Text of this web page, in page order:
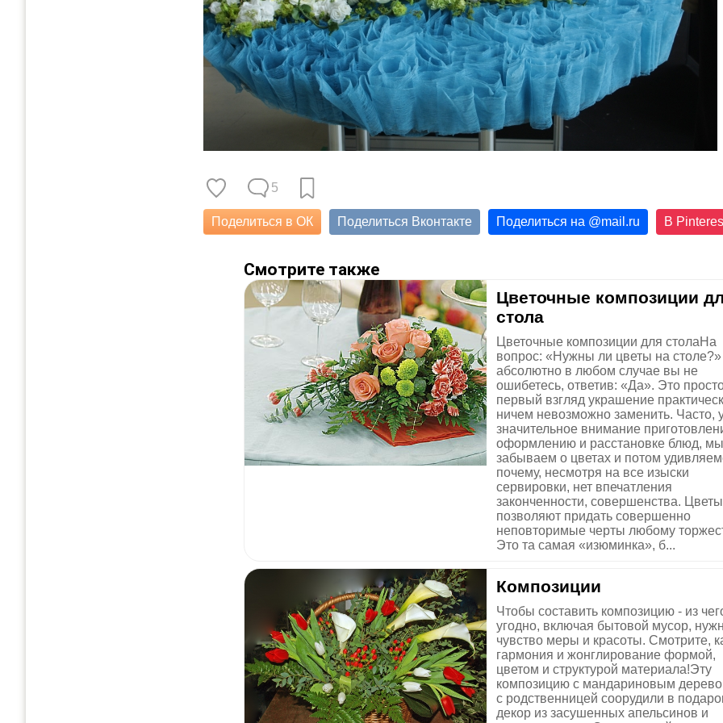
5
Поделиться в ОК Поделиться Вконтакте Поделиться на @mail.ru В
Смотрите также
Цветочные композиции
стола
Цветочные композиции для столаНа
вопрос: «Нужны ли цветы на столе?»
абсолютно в любом случае вы не
ошибетесь, ответив: «Да». Это
первый взгляд украшение
ничем невозможно заменить. Часто,
значительное внимание
оформлению и расстановке блюд, мы
забываем о цветах и потом
почему, несмотря на все изыски
сервировки, нет впечатления
законченности, совершенства. Цветы
позволяют придать совершенно
неповторимые черты любому
Это та самая «изюминка», б...
Композиции
Чтобы составить композицию - из
угодно, включая бытовой мусор,
чувство меры и красоты. Смотрите,
гармония и жонглирование формой,
цветом и структурой материала!Эту
композицию с мандариновым
с родственницей соорудили в
декор из засушенных апельсинов и